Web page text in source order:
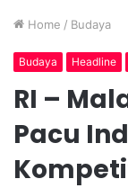
Home / Budaya
Budaya Headline
RI –
Pacu